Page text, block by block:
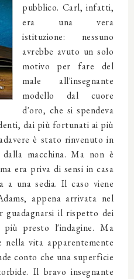
pubblico. Carl, infatti,
era una vera
istituzione: nessuno
avrebbe avuto un solo
motivo per fare del
male all'insegnante
modello dal cuore
d'oro, che si spendeva
dai più fortunati ai più
è stato rinvenuto in
macchina. Ma non è
era priva di sensi in casa
a una sedia. Il caso viene
appena arrivata nel
guadagnarsi il rispetto dei
più presto l'indagine. Ma
nella vita apparentemente
conto che una superficie
Il bravo insegnante